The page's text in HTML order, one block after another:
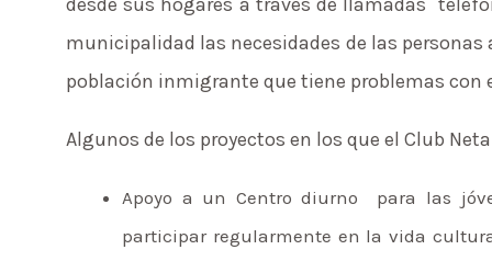
municipalidad las necesidades de las
población inmigrante que tiene problemas con
Algunos de los proyectos en los que el Club
Apoyo a un Centro diurno para las
participar regularmente en la vida